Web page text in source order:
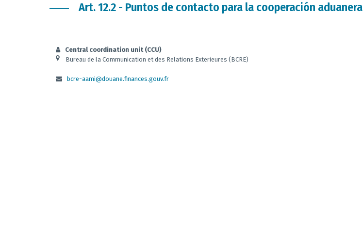
Art. 12.2 - Puntos de contacto para la cooperación aduanera
Central coordination unit (CCU)
Bureau de la Communication et des Relations Exterieures (BCRE)
bcre-aami@douane.finances.gouv.fr